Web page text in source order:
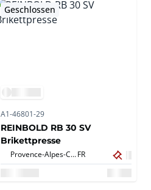
Geschlossen
A1-46801-29
REINBOLD RB 30 SV
Brikettpresse
Provence-Alpes-Côte d'Azur,FR